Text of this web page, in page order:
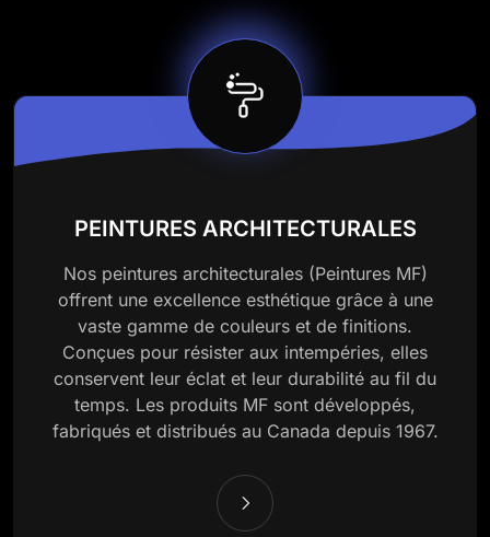
PEINTURES ARCHITECTURALES
Nos peintures architecturales (Peintures MF)
offrent une excellence esthétique grâce à une
vaste gamme de couleurs et de finitions.
Conçues pour résister aux intempéries, elles
conservent leur éclat et leur durabilité au fil du
temps. Les produits MF sont développés,
fabriqués et distribués au Canada depuis 1967.